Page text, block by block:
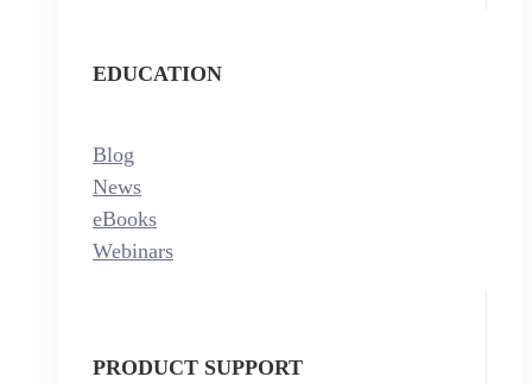
EDUCATION
Blog
News
eBooks
Webinars
PRODUCT SUPPORT